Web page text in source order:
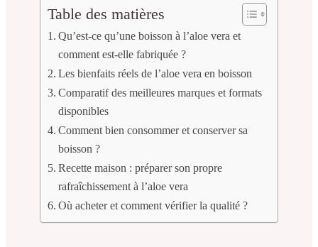
Table des matières
Qu’est-ce qu’une boisson à l’aloe vera et
comment est-elle fabriquée ?
Les bienfaits réels de l’aloe vera en boisson
Comparatif des meilleures marques et formats
disponibles
Comment bien consommer et conserver sa
boisson ?
Recette maison : préparer son propre
rafraîchissement à l’aloe vera
Où acheter et comment vérifier la qualité ?